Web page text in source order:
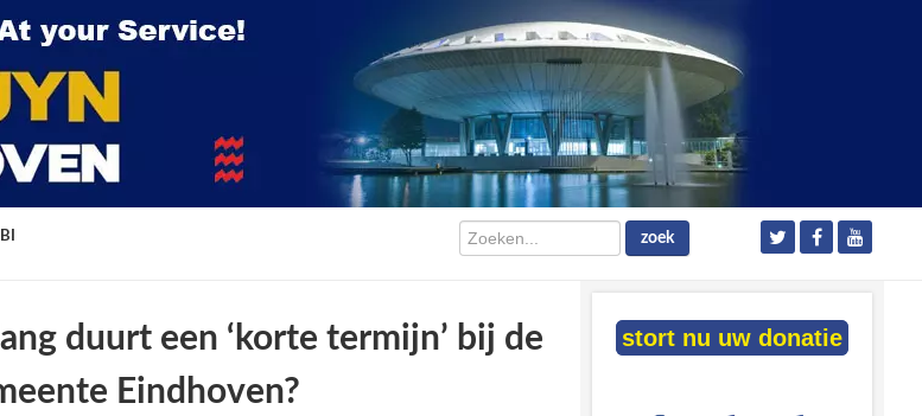
Zoeken... zoek
duurt een ‘korte termijn’ bij de
Eindhoven?
stort nu uw donatie